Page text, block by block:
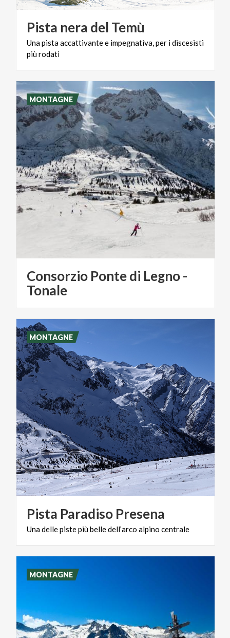
Pista nera del Temù
Unapistaaccattivantee impegnativa,per idiscesisti
piùrodati
Consorzio Ponte di Legno -
Tonale
MONTAGNE
Pista Paradiso Presena
Unadellepistepiùbelledell’arco alpino centrale
MONTAGNE
MONTAGNE